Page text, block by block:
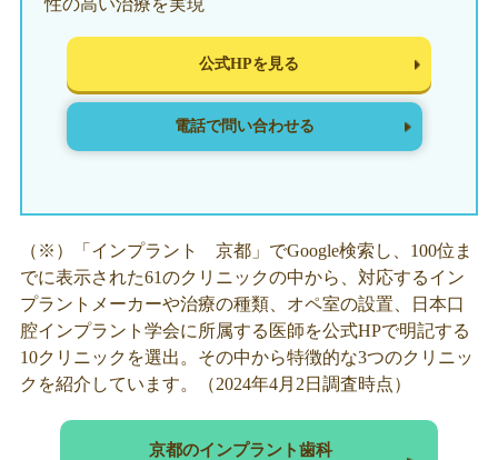
公式HPを見る
電話で問い合わせる
（※）「インプラント 京都」でGoogle検索し、100位ま
でに表示された61のクリニックの中から、対応するイン
プラントメーカーや治療の種類、オペ室の設置、日本口
腔インプラント学会に所属する医師を公式HPで明記する
10クリニックを選出。その中から特徴的な3つのクリニッ
クを紹介しています。（2024年4月2日調査時点）
京都のインプラント歯科